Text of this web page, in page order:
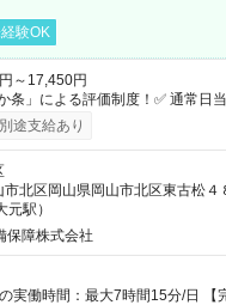
験OK
～17,450円
る評価制度！✅ 通常日当は8,500円ですが
度により「S級隊員」と認定され
す。 (1)上記勤務者が交通2級資格
上記現場が日祝深夜の場合
での運転者の場合17,250+200円
*最高日当額
、時給3,490円）
取得やリーダー手当を取得する
期間なし
途支給あり
市北区岡山県岡山市北区東古松４
元駅）
保障株式会社
実働時間：最大7時間15分/日 【